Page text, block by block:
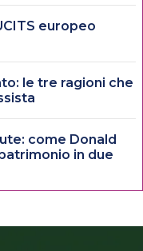
europeo
le tre ragioni che
come Donald
in due